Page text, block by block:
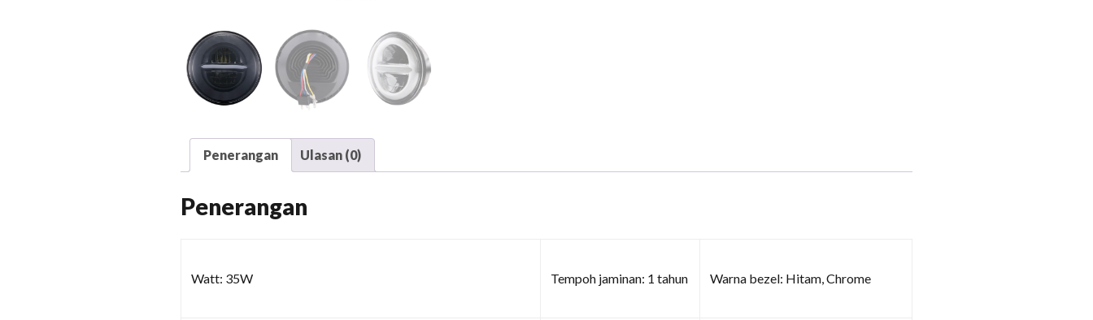
Penerangan Ulasan (0)
Penerangan
Watt: 35W Tempoh jaminan: 1 tahun Warna bezel: Hitam, Chrome